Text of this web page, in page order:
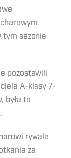
tym sezonie
pozostawili
A-klasy 7-
była to
rywale
za